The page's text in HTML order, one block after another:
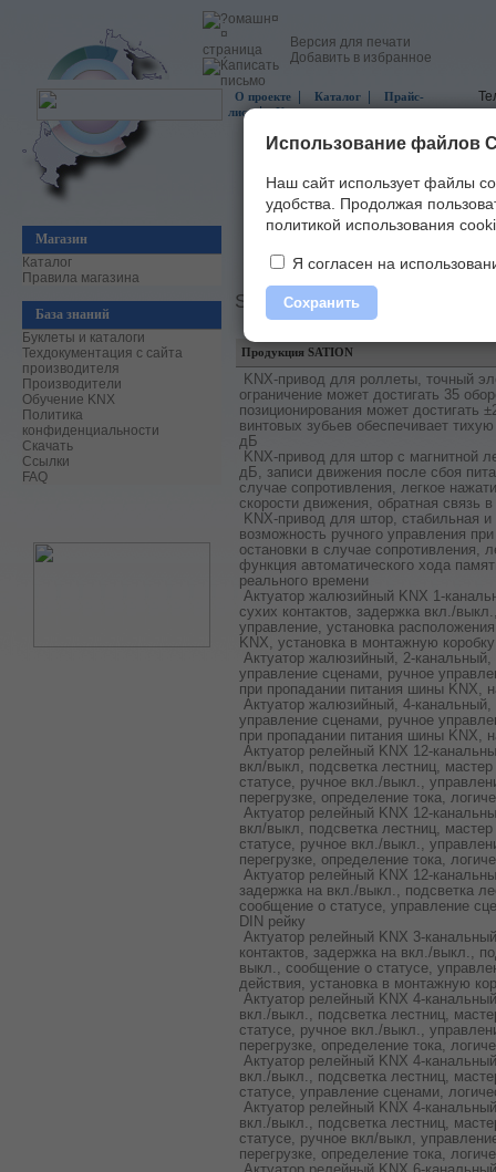
Версия для печати
Добавить в избранное
О проекте Каталог
Прайс-
лист| Контакты
Магазин
Каталог
Правила магазина
База знаний
Буклеты и каталоги
Техдокументация с сайта
производителя
Производители
Обучение KNX
Политика
конфиденциальности
Скачать
Ссылки
FAQ
SATION
Продукция SATION
KNX-привод для роллеты, точный
ограничение может достигать 35
позиционирования может достигать
винтовых зубьев обеспечивает
дБ
KNX-привод для штор с магнитной
дБ, записи движения после сбоя
случае сопротивления, легкое
скорости движения, обратная связь
KNX-привод для штор, стабильная
возможность ручного управления
остановки в случае сопротивления,
функция автоматического хода
реального времени
Актуатор жалюзийный KNX 1-
сухих контактов, задержка вкл./
управление, установка
KNX, установка в монтажную коробку
Актуатор жалюзийный, 2-
управление сценами, ручное
при пропадании питания шины KNX,
Актуатор жалюзийный, 4-
управление сценами, ручное
при пропадании питания шины KNX,
Актуатор релейный KNX 12-
вкл/выкл, подсветка лестниц,
статусе, ручное вкл./выкл.,
перегрузке, определение тока,
Актуатор релейный KNX 12-
вкл/выкл, подсветка лестниц,
статусе, ручное вкл./выкл.,
перегрузке, определение тока,
Актуатор релейный KNX 12-
задержка на вкл./выкл., подсветка
сообщение о статусе, управление
DIN рейку
Актуатор релейный KNX 3-
контактов, задержка на вкл./выкл.,
выкл., сообщение о статусе,
действия, установка в монтажную
Актуатор релейный KNX 4-
вкл./выкл., подсветка лестниц,
статусе, ручное вкл./выкл.,
перегрузке, определение тока,
Актуатор релейный KNX 4-
вкл./выкл., подсветка лестниц,
статусе, управление сценами,
Актуатор релейный KNX 4-
вкл./выкл., подсветка лестниц,
статусе, ручное вкл/выкл,
перегрузке, определение тока,
Использование файлов
Наш сайт использует файлы
удобства. Продолжая
политикой использования
Я согласен на
Сохранить